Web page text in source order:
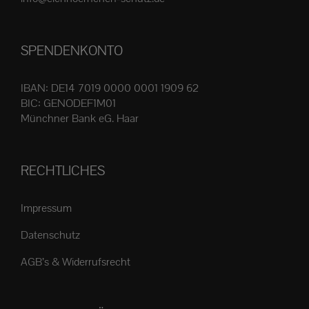
werden
SPENDENKONTO
IBAN: DE14 7019 0000 0001 1909 62
BIC: GENODEF1M01
Münchner Bank eG. Haar
RECHTLICHES
Impressum
Datenschutz
AGB’s & Widerrufsrecht